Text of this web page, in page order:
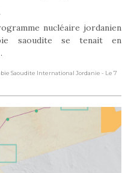
nucléaire jordanien
saoudite se tenait en
Saoudite International Jordanie - Le 7